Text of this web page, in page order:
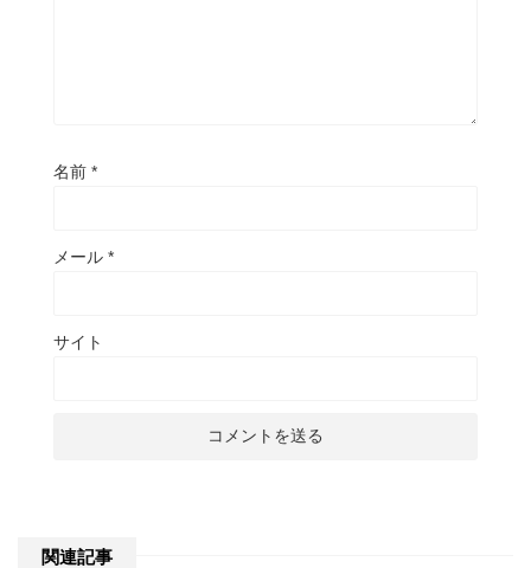
名前 *
メール *
サイト
関連記事